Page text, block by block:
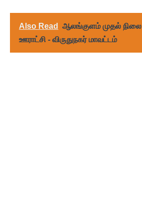
Also Read
ஆலங்குளம் முதல் நிலை
ஊராட்சி - விருதுநகர் மாவட்டம்